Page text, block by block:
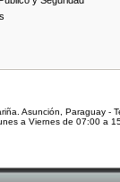
Asunción, Paraguay -
a Viernes de 07:00 a